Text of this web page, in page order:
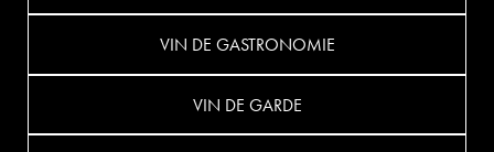
VIN DE GASTRONOMIE
VIN DE GARDE